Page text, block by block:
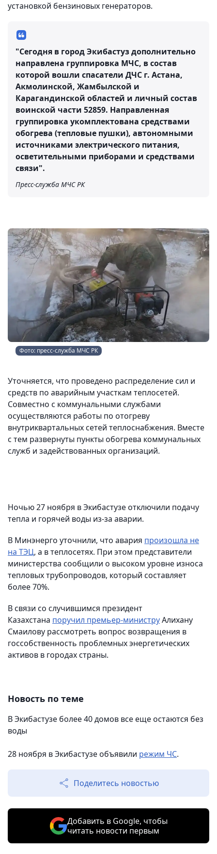
установкой бензиновых генераторов.
"Сегодня в город Экибастуз дополнительно
направлена группировка МЧС, в состав
которой вошли спасатели ДЧС г. Астана,
Акмолинской, Жамбылской и
Карагандинской областей и личный состав
воинской части 52859. Направленная
группировка укомплектована средствами
обогрева (тепловые пушки), автономными
источниками электрического питания,
осветительными приборами и средствами
связи".
Пресс-служба МЧС РК
Фото: пресс-служба МЧС РК
Уточняется, что проведено распределение сил и
средств по аварийным участкам теплосетей.
Совместно с коммунальными службами
осуществляются работы по отогреву
внутриквартальных сетей теплоснабжения. Вместе
с тем развернуты пункты обогрева коммунальных
служб и задействованных организаций.
Ночью 27 ноября в Экибастузе отключили подачу
тепла и горячей воды из-за аварии.
В Минэнерго уточнили, что авария произошла не
на ТЭЦ, а в теплосетях. При этом представители
министерства сообщили о высоком уровне износа
тепловых трубопроводов, который составляет
более 70%.
В связи со случившимся президент
Казахстана поручил премьер-министруАлихану
Смаилову рассмотреть вопрос возвращения в
госсобственность проблемных энергетических
активов в городах страны.
Новость по теме
В Экибастузе более 40 домов все еще остаются без
воды
28 ноября в Экибастузе объявили режим ЧС.
Поделитесь новостью
Добавить в Google, чтобы
читать новости первым